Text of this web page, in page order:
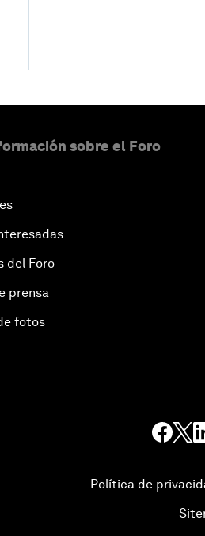
sobre el Foro
del Foro
prensa
fotos
Política de